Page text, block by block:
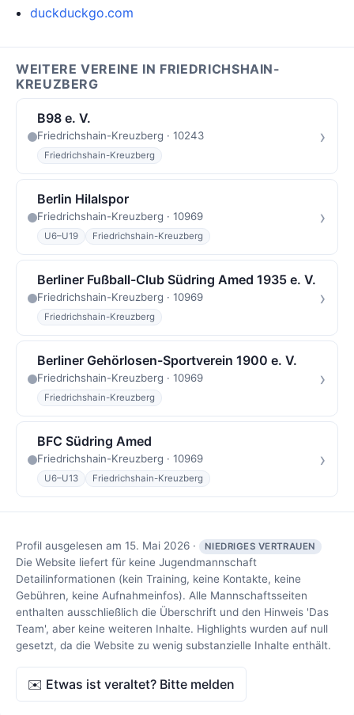
duckduckgo.com
WEITERE VEREINE IN FRIEDRICHSHAIN-
KREUZBERG
B98 e. V.
Friedrichshain-Kreuzberg · 10243
Friedrichshain-Kreuzberg
›
Berlin Hilalspor
Friedrichshain-Kreuzberg · 10969
U6–U19 Friedrichshain-Kreuzberg
›
Berliner Fußball-Club Südring Amed 1935 e. V.
Friedrichshain-Kreuzberg · 10969
Friedrichshain-Kreuzberg
›
Berliner Gehörlosen-Sportverein 1900 e. V.
Friedrichshain-Kreuzberg · 10969
Friedrichshain-Kreuzberg
›
BFC Südring Amed
Friedrichshain-Kreuzberg · 10969
U6–U13 Friedrichshain-Kreuzberg
›
Profil ausgelesen am 15. Mai 2026 · NIEDRIGES VERTRAUEN
Die Website liefert für keine Jugendmannschaft
Detailinformationen (kein Training, keine Kontakte, keine
Gebühren, keine Aufnahmeinfos). Alle Mannschaftsseiten
enthalten ausschließlich die Überschrift und den Hinweis 'Das
Team', aber keine weiteren Inhalte. Highlights wurden auf null
gesetzt, da die Website zu wenig substanzielle Inhalte enthält.
✉️ Etwas ist veraltet? Bitte melden